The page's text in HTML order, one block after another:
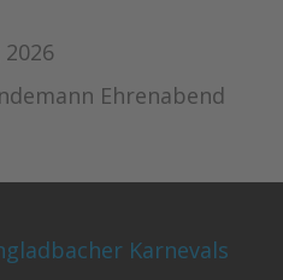
Ehrenabend
Karnevals